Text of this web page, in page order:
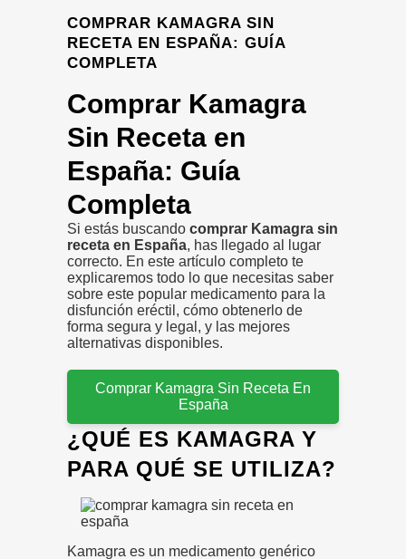
COMPRAR KAMAGRA SIN
RECETA EN ESPAÑA: GUÍA
COMPLETA
Comprar Kamagra
Sin Receta en
España: Guía
Completa
Si estás buscando comprar Kamagra sin
receta en España, has llegado al lugar
correcto. En este artículo completo te
explicaremos todo lo que necesitas saber
sobre este popular medicamento para la
disfunción eréctil, cómo obtenerlo de
forma segura y legal, y las mejores
alternativas disponibles.
Comprar Kamagra Sin Receta En
España
¿QUÉ ES KAMAGRA Y
PARA QUÉ SE UTILIZA?
Kamagra es un medicamento genérico